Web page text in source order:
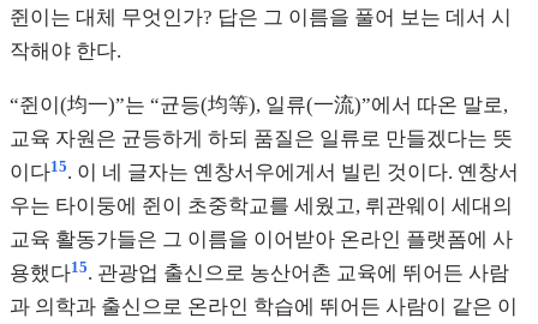
쥔이는 대체 무엇인가? 답은 그 이름을 풀어 보는 데서 시
작해야 한다.
“쥔이(均一)”는 “균등(均等), 일류(一流)”에서 따온 말로,
교육 자원은 균등하게 하되 품질은 일류로 만들겠다는 뜻
이다15. 이 네 글자는 옌창서우에게서 빌린 것이다. 옌창서
우는 타이둥에 쥔이 초중학교를 세웠고, 뤼관웨이 세대의
교육 활동가들은 그 이름을 이어받아 온라인 플랫폼에 사
용했다15. 관광업 출신으로 농산어촌 교육에 뛰어든 사람
과 의학과 출신으로 온라인 학습에 뛰어든 사람이 같은 이